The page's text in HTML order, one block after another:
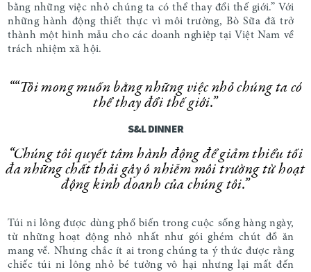
bằng những việc nhỏ chúng ta có thể thay đổi thế giới.” Với
những hành động thiết thực vì môi trường, Bò Sữa đã trở
thành một hình mẫu cho các doanh nghiệp tại Việt Nam về
trách nhiệm xã hội.
““Tôi mong muốn bằng những việc nhỏ chúng ta có
thể thay đổi thế giới.”
S&L DINNER
“Chúng tôi quyết tâm hành động để giảm thiểu tối
đa những chất thải gây ô nhiễm môi trường từ hoạt
động kinh doanh của chúng tôi.”
Túi ni lông được dùng phổ biến trong cuộc sống hàng ngày,
từ những hoạt động nhỏ nhất như gói ghém chút đồ ăn
mang về. Nhưng chắc ít ai trong chúng ta ý thức được rằng
chiếc túi ni lông nhỏ bé tưởng vô hại nhưng lại mất đến